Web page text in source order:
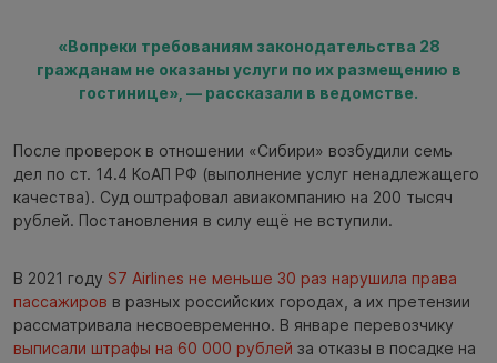
«Вопреки требованиям законодательства 28
гражданам не оказаны услуги по их размещению в
гостинице», — рассказали в ведомстве.
После проверок в отношении «Сибири» возбудили семь
дел по ст. 14.4 КоАП РФ (выполнение услуг ненадлежащего
качества). Суд оштрафовал авиакомпанию на 200 тысяч
рублей. Постановления в силу ещё не вступили.
В 2021 году S7 Airlines не меньше 30 раз нарушила права
пассажиров в разных российских городах, а их претензии
рассматривала несвоевременно. В январе перевозчику
выписали штрафы на 60 000 рублей за отказы в посадке на